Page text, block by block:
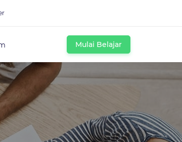
Mulai Belajar